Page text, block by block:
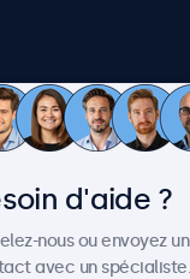
d'aide ?
nous ou envoyez
avec un spécialiste.